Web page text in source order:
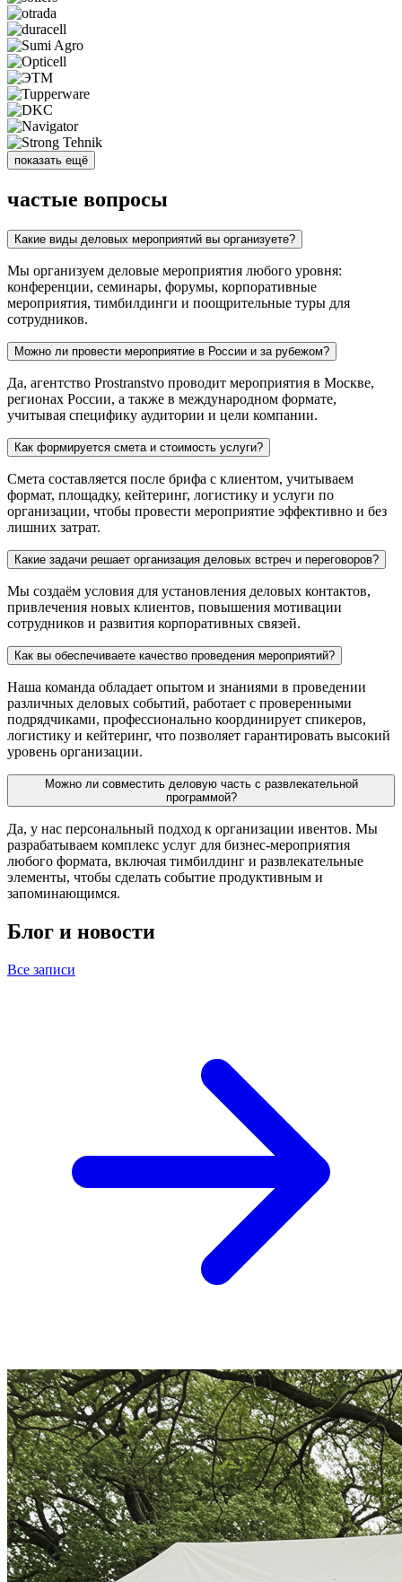
показать ещё
частые вопросы
Какие виды деловых мероприятий вы организуете?
Мы организуем деловые мероприятия любого уровня:
конференции, семинары, форумы, корпоративные
мероприятия, тимбилдинги и поощрительные туры для
сотрудников.
Можно ли провести мероприятие в России и за рубежом?
Да, агентство Prostranstvo проводит мероприятия в Москве,
регионах России, а также в международном формате,
учитывая специфику аудитории и цели компании.
Как формируется смета и стоимость услуги?
Смета составляется после брифа с клиентом, учитываем
формат, площадку, кейтеринг, логистику и услуги по
организации, чтобы провести мероприятие эффективно и без
лишних затрат.
Какие задачи решает организация деловых встреч и переговоров?
Мы создаём условия для установления деловых контактов,
привлечения новых клиентов, повышения мотивации
сотрудников и развития корпоративных связей.
Как вы обеспечиваете качество проведения мероприятий?
Наша команда обладает опытом и знаниями в проведении
различных деловых событий, работает с проверенными
подрядчиками, профессионально координирует спикеров,
логистику и кейтеринг, что позволяет гарантировать высокий
уровень организации.
Можно ли совместить деловую часть с развлекательной
программой?
Да, у нас персональный подход к организации ивентов. Мы
разрабатываем комплекс услуг для бизнес-мероприятия
любого формата, включая тимбилдинг и развлекательные
элементы, чтобы сделать событие продуктивным и
запоминающимся.
Блог и новости
Все записи